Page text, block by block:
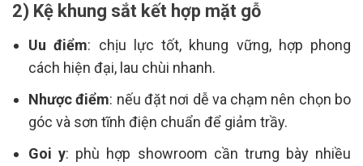
2) Kệ khung sắt kết hợp mặt gỗ
Uu điểm: chịu lực tốt, khung vững, hợp phong
cách hiện đại, lau chùi nhanh.
Nhược điểm: nếu đặt nơi dễ va chạm nên chọn bo
góc và sơn tĩnh điện chuẩn để giảm trầy.
Goi y: phù hợp showroom cần trưng bày nhiều